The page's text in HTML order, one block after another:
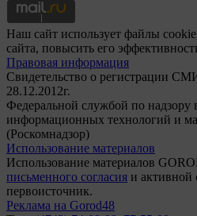
Наш сайт использует файлы
сайта, повысить его
Правовая информация
Свидетельство о регистрации
28.12.2012г.
Федеральной службой по надзору
информационных технологий и
(Роскомнадзор)
Использование материалов
Использование материалов
письменного согласия и активной
первоисточник.
Реклама на Gorod48